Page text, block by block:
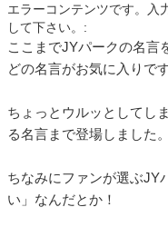
エラーコンテンツです。入
して下さい。:
ここまでJYパークの名言
どの名言がお気に入りで
ちょっとウルッとしてし
る名言まで登場しました。
ちなみにファンが選ぶJY
い」なんだとか！